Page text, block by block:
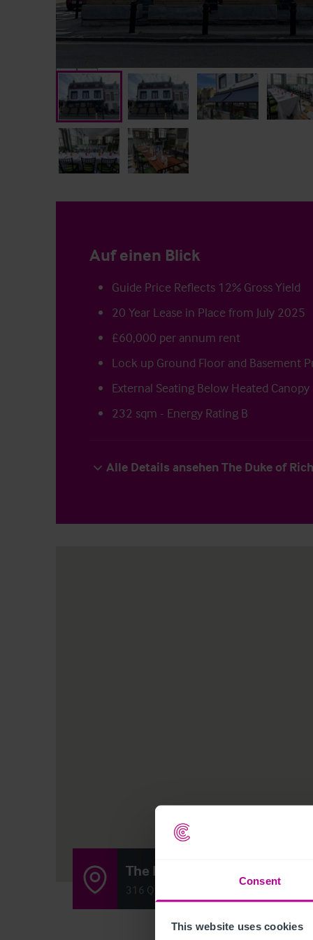
Consent
This website uses cookies
Auf einen Blick
Guide Price Reflects 12% Gross Yield
20 Year Lease in Place from July 2025
£60,000 per annum rent
Lock up Ground Floor and Basement
External Seating Below Heated Canopy
232 sqm - Energy Rating B
Alle Details ansehen The Duke of
The Duke of Richmond
316 Queensbridge Road, Hackney E8 3NH